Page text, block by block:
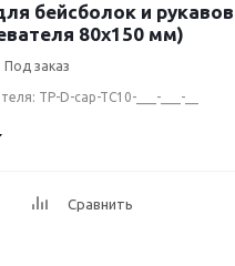
бейсболок и
80х150 мм)
Под заказ
TP-D-cap-TC10-___-___-__
Сравнить